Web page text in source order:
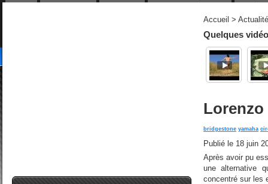
Accueil >
Quelques
bridgestone yamaha
Publié le 18 juin
Après avoir pu
une alternative
concentré sur les